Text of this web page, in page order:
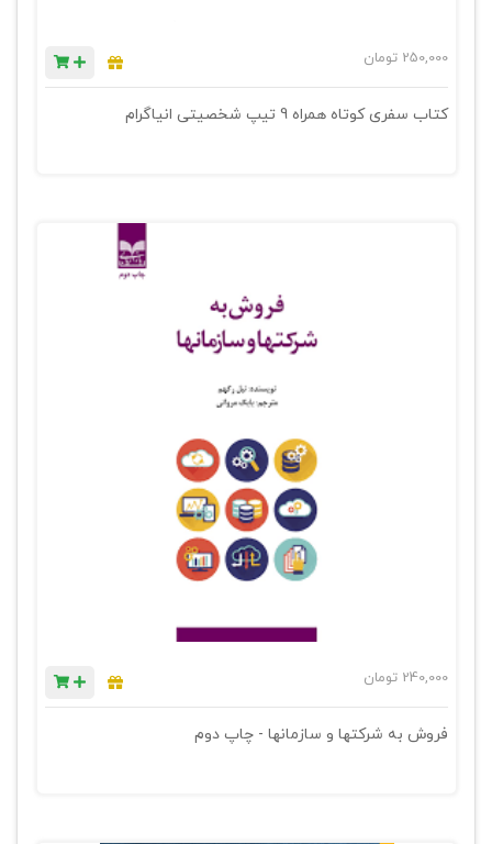
250,000 تومان
کتاب سفری کوتاه همراه 9 تیپ شخصیتی انیاگرام
240,000 تومان
فروش به شرکتها و سازمانها - چاپ دوم